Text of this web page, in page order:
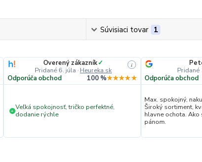
Súvisiaci tovar 1
Overený zákazník✓
Pridané 6. júla · Heureka.sk
i
Odporúča obchod 100 %★★★★★
+ Veľká spokojnosť, tričko perfektné,
dodanie rýchle
Pridané
Odporúča obchod
Max. spokojný,
Široký sortiment,
hlavne ochota. Ako
pánom.